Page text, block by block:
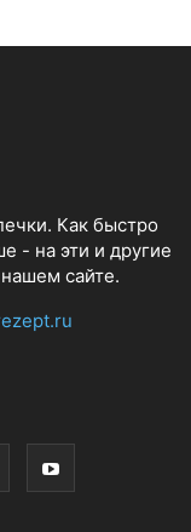
Как быстро
- на эти и другие
сайте.